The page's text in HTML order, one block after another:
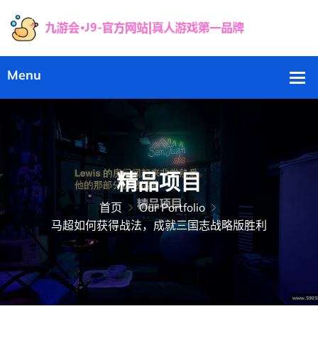
精品项目
首页
Our Portfolio
马超如何获得战法，成就三国志战略版胜利